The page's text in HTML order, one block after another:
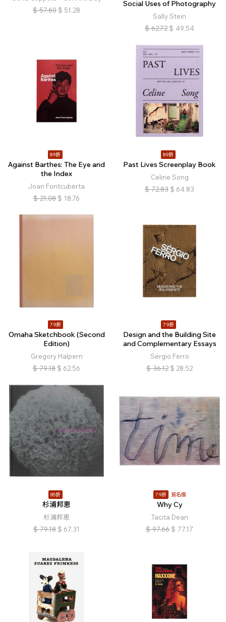
$ 57.60 $ 51.28
Social Uses of Photography
Sally Stein
$ 62.72 $ 49.54
89折
Against Barthes: The Eye and
the Index
Joan Fontcuberta
$ 21.08 $ 18.76
89折
Past Lives Screenplay Book
Celine Song
$ 72.83 $ 64.83
79折
Omaha Sketchbook (Second
Edition)
Gregory Halpern
$ 79.18 $ 62.56
79折
Design and the Building Site
and Complementary Essays
Sérgio Ferro
$ 36.12 $ 28.52
85折
杉浦邦恵
杉浦邦恵
$ 79.18 $ 67.31
79折 簽名版
Why Cy
Tacita Dean
$ 97.66 $ 77.17